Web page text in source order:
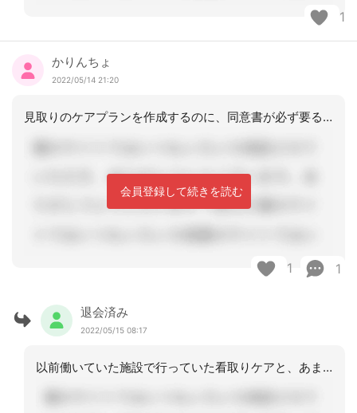
1
かりんちょ
2022/05/14 21:20
見取りのケアプランを作成するのに、同意書が必ず要る訳ではないと思います。支援内容
会員登録して続きを読む
1 1
退会済み
2022/05/15 08:17
以前働いていた施設で行っていた看取りケアと、あまりにも考え方ややり方が違い、正直